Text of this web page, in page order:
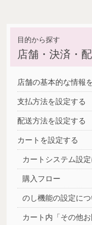
店舗・決済・
店舗の基本的な情報
支払方法を設定する
配送方法を設定する
カートを設定する
カートシステム設
購入フロー
のし機能の設定につ
カート内「その他